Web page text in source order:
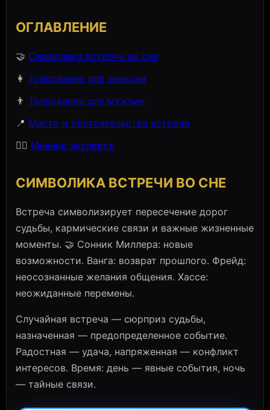
ОГЛАВЛЕНИЕ
🤝 Символика встречи во сне
👩 Толкование для женщин
👨 Толкование для мужчин
📍 Место и обстоятельства встречи
🧙‍♀️ Мнение эксперта
СИМВОЛИКА ВСТРЕЧИ ВО СНЕ
Встреча символизирует пересечение дорог
судьбы, кармические связи и важные жизненные
моменты. 🤝 Сонник Миллера: новые
возможности. Ванга: возврат прошлого. Фрейд:
неосознанные желания общения. Хассе:
неожиданные перемены.
Случайная встреча — сюрприз судьбы,
назначенная — предопределенное событие.
Радостная — удача, напряженная — конфликт
интересов. Время: день — явные события, ночь
— тайные связи.